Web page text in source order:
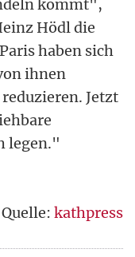
kommt",
Hödl die
haben sich
ihnen
Jetzt
legen."
Quelle: kathpress